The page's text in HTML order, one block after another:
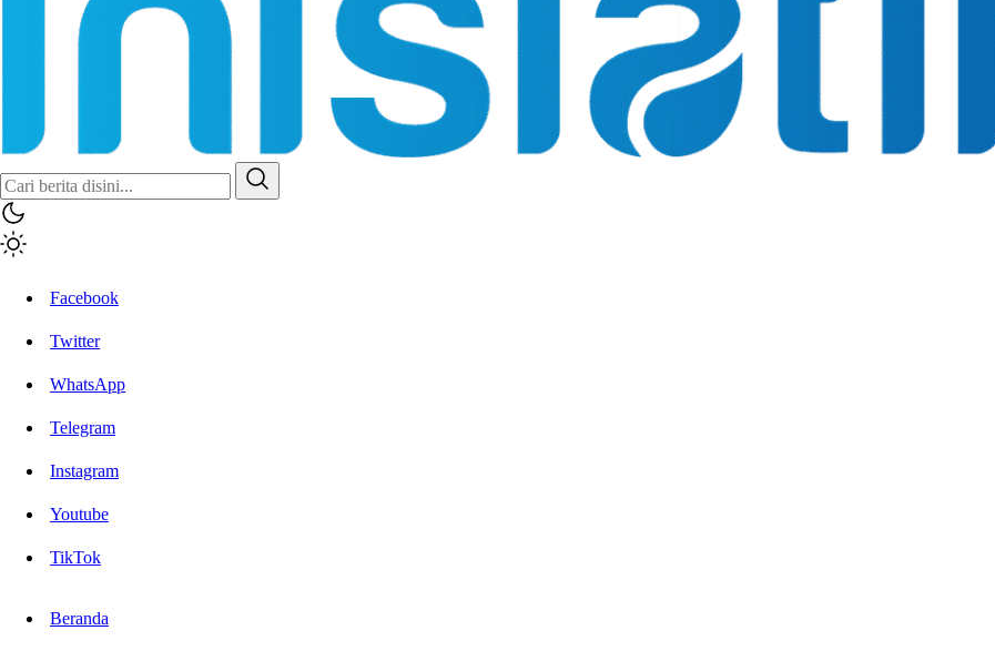
Facebook
Twitter
WhatsApp
Telegram
Instagram
Youtube
TikTok
Beranda